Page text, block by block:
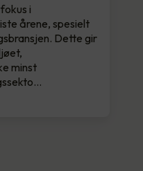
i
årene, spesielt
Dette gir
minst